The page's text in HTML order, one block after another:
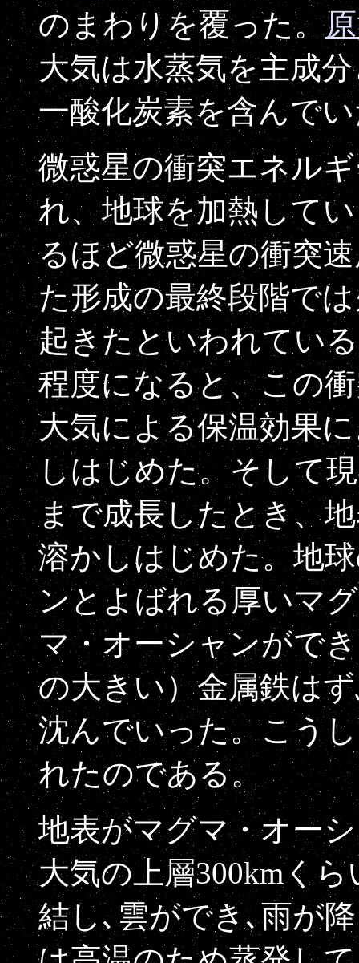
のまわりを覆った。
大気は水蒸気を主成
一酸化炭素を含んで
微惑星の衝突エネル
れ、地球を加熱して
るほど微惑星の衝突
た形成の最終段階で
起きたといわれてい
程度になると、この
大気による保温効果
しはじめた。そして
まで成長したとき、
溶かしはじめた。地
ンとよばれる厚いマ
マ・オーシャンがで
の大きい）金属鉄は
沈んでいった。こう
れたのである。
地表がマグマ・オー
大気の上層300kmく
結し､雲ができ､雨が